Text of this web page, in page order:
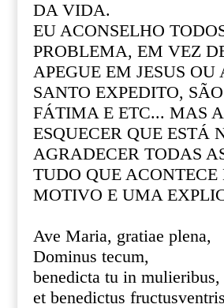
DA VIDA.
EU ACONSELHO
PROBLEMA, EM VEZ
APEGUE EM JESUS
SANTO EXPEDITO,
FÁTIMA E ETC... MAS
ESQUECER QUE ESTÁ
AGRADECER TODAS
TUDO QUE
MOTIVO E UMA
Ave Maria, gratiae plena,
Dominus tecum,
benedicta tu in mulieribus,
et benedictus